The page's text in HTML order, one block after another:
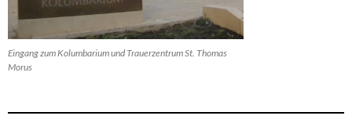
Eingang zum Kolumbarium und Trauerzentrum St. Thomas
Morus